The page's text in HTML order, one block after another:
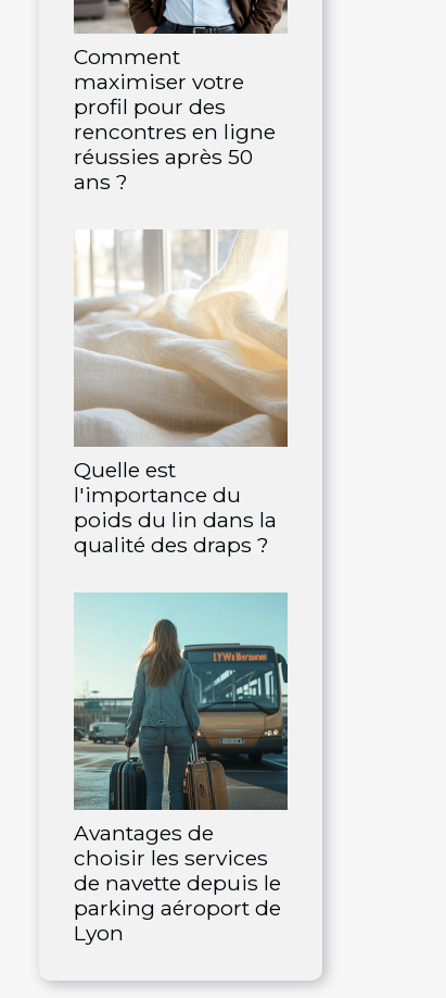
Comment
maximiser votre
profil pour des
rencontres en ligne
réussies après 50
ans ?
Quelle est
l'importance du
poids du lin dans la
qualité des draps ?
Avantages de
choisir les services
de navette depuis le
parking aéroport de
Lyon